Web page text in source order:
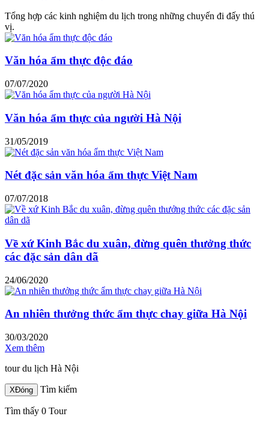
Tổng hợp các kinh nghiệm du lịch trong những chuyến đi đấy thú
vị.
Văn hóa ẩm thực độc đáo
07/07/2020
Văn hóa ẩm thực của người Hà Nội
31/05/2019
Nét đặc sản văn hóa ẩm thực Việt Nam
07/07/2018
Về xứ Kinh Bắc du xuân, đừng quên thưởng thức
các đặc sản dân dã
24/06/2020
An nhiên thưởng thức ẩm thực chay giữa Hà Nội
30/03/2020
Xem thêm
tour du lịch Hà Nội
XĐóng Tìm kiếm
Tìm thấy 0 Tour